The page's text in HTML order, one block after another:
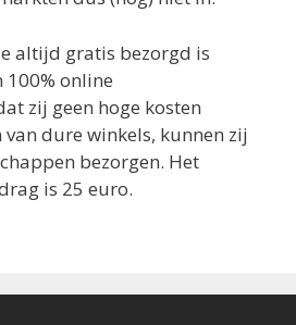
altijd gratis bezorgd is
100% online
zij geen hoge kosten
dure winkels, kunnen zij
bezorgen. Het
is 25 euro.